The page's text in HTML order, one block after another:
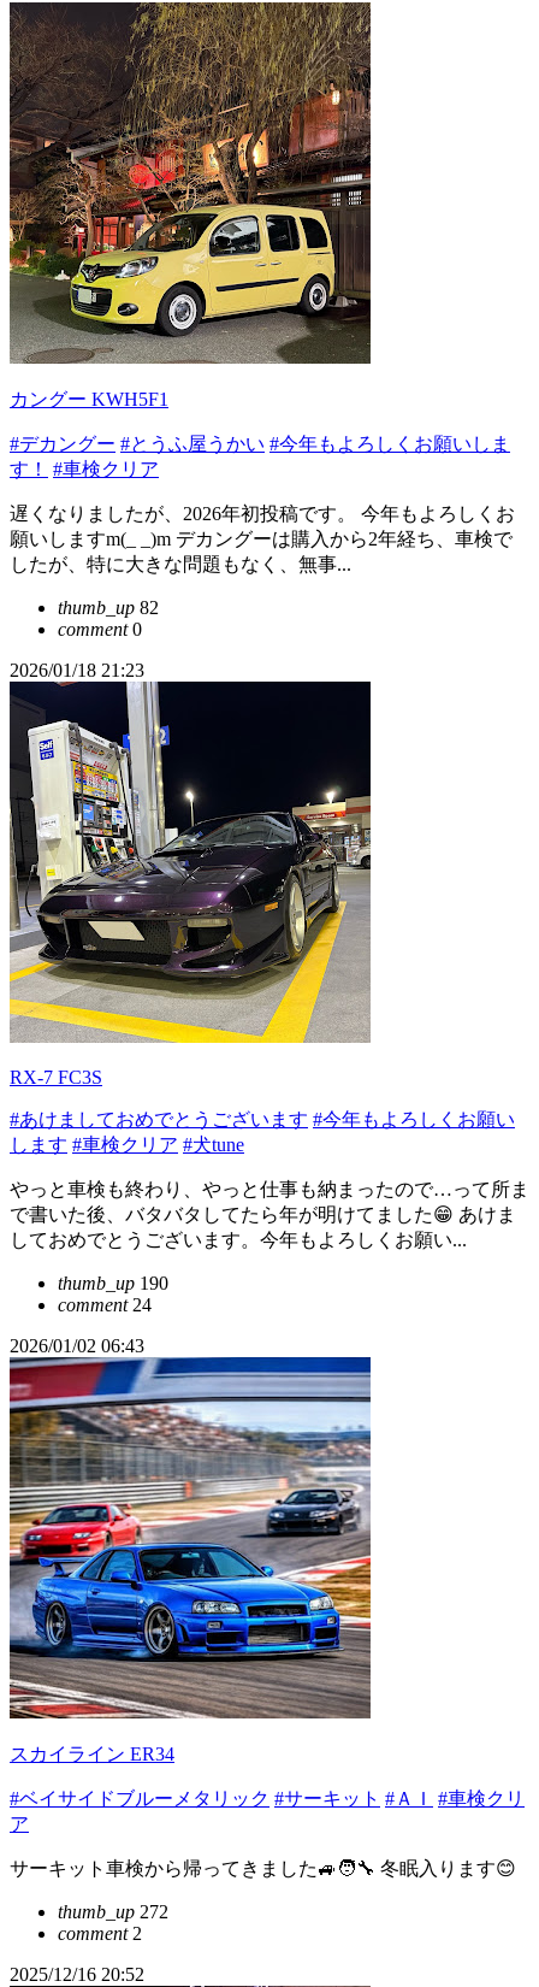
カングー KWH5F1
#デカングー #とうふ屋うかい #今年もよろしくお願いしま
す！
#車検クリア
遅くなりましたが、2026年初投稿です。 今年もよろしくお
願いしますm(_ _)m デカングーは購入から2年経ち、車検で
したが、特に大きな問題もなく、無事...
thumb_up 82
comment0
2026/01/18 21:23
RX-7 FC3S
#あけましておめでとうございます #今年もよろしくお願い
します #車検クリア #犬tune
やっと車検も終わり、やっと仕事も納まったので…って所ま
で書いた後、バタバタしてたら年が明けてました😁 あけま
しておめでとうございます。今年もよろしくお願い...
thumb_up 190
comment24
2026/01/02 06:43
スカイライン ER34
#ベイサイドブルーメタリック #サーキット #ＡＩ
#車検クリ
ア
サーキット車検から帰ってきました🚙🧑‍🔧 冬眠入ります😊
thumb_up 272
comment2
2025/12/16 20:52